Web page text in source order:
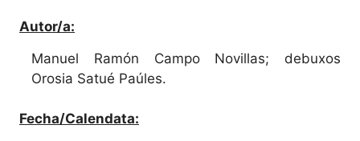
Autor/a:
Manuel Ramón Campo Novillas; debuxos
Orosia Satué Paúles.
Fecha/Calendata: